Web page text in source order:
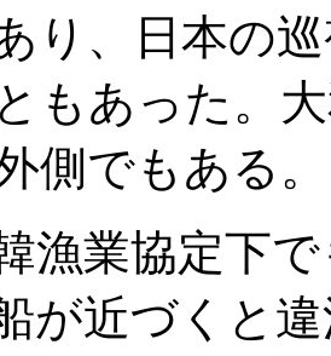
り、日本の
もあった。
側でもある。
漁業協定下
が近づくと